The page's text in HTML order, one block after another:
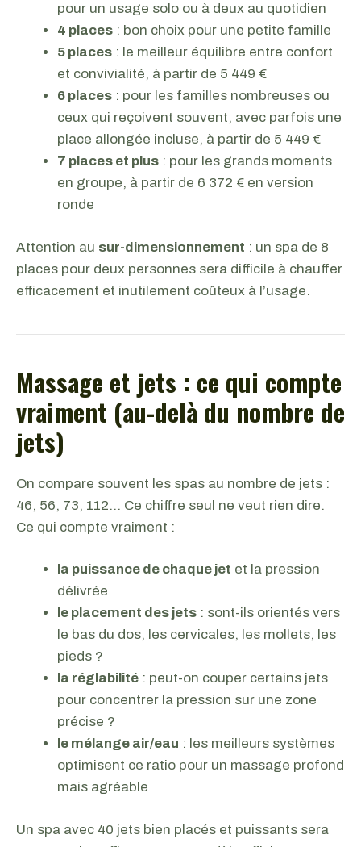
pour un usage solo ou à deux au quotidien
4 places : bon choix pour une petite famille
5 places : le meilleur équilibre entre confort
et convivialité, à partir de 5 449 €
6 places : pour les familles nombreuses ou
ceux qui reçoivent souvent, avec parfois une
place allongée incluse, à partir de 5 449 €
7 places et plus : pour les grands moments
en groupe, à partir de 6 372 € en version
ronde
Attention au sur-dimensionnement : un spa de 8
places pour deux personnes sera difficile à chauffer
efficacement et inutilement coûteux à l’usage.
Massage et jets : ce qui compte
vraiment (au-delà du nombre de
jets)
On compare souvent les spas au nombre de jets :
46, 56, 73, 112… Ce chiffre seul ne veut rien dire.
Ce qui compte vraiment :
la puissance de chaque jet et la pression
délivrée
le placement des jets : sont-ils orientés vers
le bas du dos, les cervicales, les mollets, les
pieds ?
la réglabilité : peut-on couper certains jets
pour concentrer la pression sur une zone
précise ?
le mélange air/eau : les meilleurs systèmes
optimisent ce ratio pour un massage profond
mais agréable
Un spa avec 40 jets bien placés et puissants sera